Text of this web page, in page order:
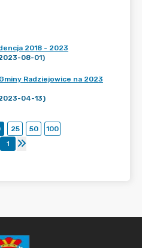
2018 - 2023
08-01)
Radziejowice na 2023
04-13)
25 50
100
1